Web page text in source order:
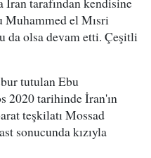
Muhammed el Mısri
da olsa devam etti. Çeşitli
tutulan Ebu
2020 tarihinde İran'ın
teşkilatı Mossad
sonucunda kızıyla